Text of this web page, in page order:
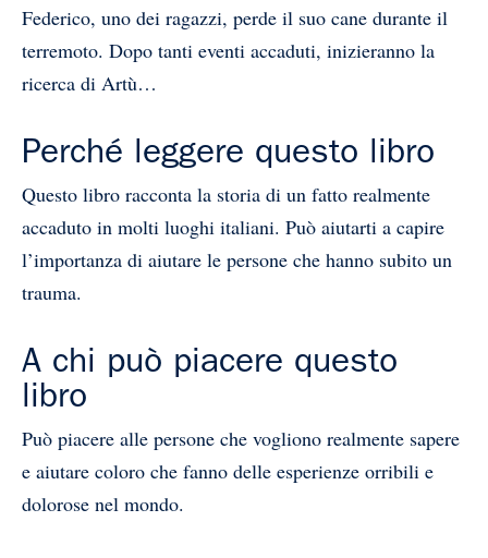
Federico, uno dei ragazzi, perde il suo cane durante il
terremoto. Dopo tanti eventi accaduti, inizieranno la
ricerca di Artù…
Perché leggere questo libro
Questo libro racconta la storia di un fatto realmente
accaduto in molti luoghi italiani. Può aiutarti a capire
l’importanza di aiutare le persone che hanno subito un
trauma.
A chi può piacere questo
libro
Può piacere alle persone che vogliono realmente sapere
e aiutare coloro che fanno delle esperienze orribili e
dolorose nel mondo.